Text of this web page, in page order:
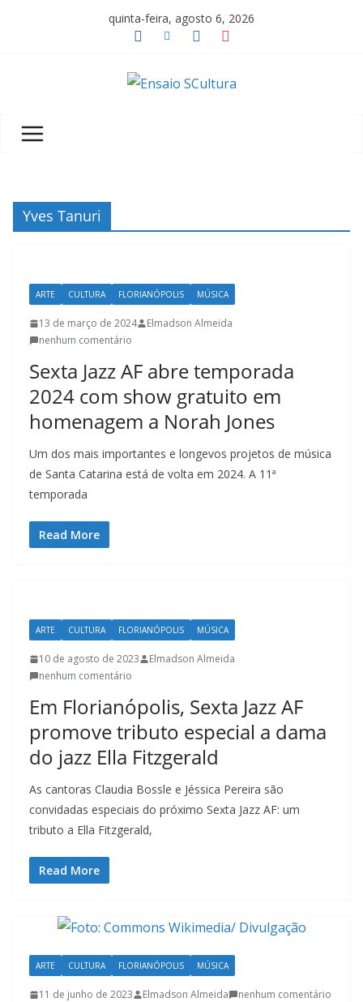
quinta-feira, agosto 6, 2026
a
c
u
l
t
u
r
c
a
e
n
s
a
u
m
i
Yves Tanuri
ARTE CULTURA FLORIANÓPOLIS MÚSICA
13 de março de 2024
Elmadson Almeida
nenhum comentário
Sexta Jazz AF abre temporada
2024 com show gratuito em
homenagem a Norah Jones
Um dos mais importantes e longevos projetos de música
de Santa Catarina está de volta em 2024. A 11ª
temporada
Read More
ARTE CULTURA FLORIANÓPOLIS MÚSICA
10 de agosto de 2023
Elmadson Almeida
nenhum comentário
Em Florianópolis, Sexta Jazz AF
promove tributo especial a dama
do jazz Ella Fitzgerald
As cantoras Claudia Bossle e Jéssica Pereira são
convidadas especiais do próximo Sexta Jazz AF: um
tributo a Ella Fitzgerald,
Read More
ARTE CULTURA FLORIANÓPOLIS MÚSICA
11 de junho de 2023 Elmadson Almeida nenhum comentário